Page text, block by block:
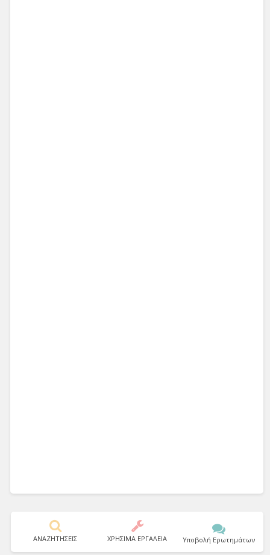
ΑΝΑΖΗΤΗΣΕΙΣ ΧΡΗΣΙΜΑ ΕΡΓΑΛΕΙΑ Υποβολή Ερωτημάτων